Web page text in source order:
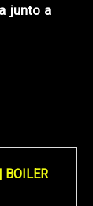
junto a
BOILER